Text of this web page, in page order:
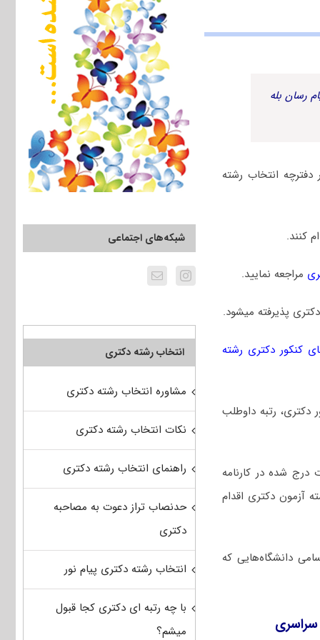
رسان بله
انتخاب رشته
کنند.
مراجعه نمایید.
پذیرفته میشود.
کنکور دکتری رشته
دکتری، رتبه داوطلب
درج شده در کارنامه
آزمون دکتری اقدام
دانشگاه‌هایی که
شبکه‌های اجتماعی
انتخاب رشته دکتری
مشاوره انتخاب رشته دکتری
نکات انتخاب رشته دکتری
راهنمای انتخاب رشته دکتری
حدنصاب تراز دعوت به مصاحبه
دکتری
انتخاب رشته دکتری پیام نور
با چه رتبه ای دکتری کجا قبول
میشم؟